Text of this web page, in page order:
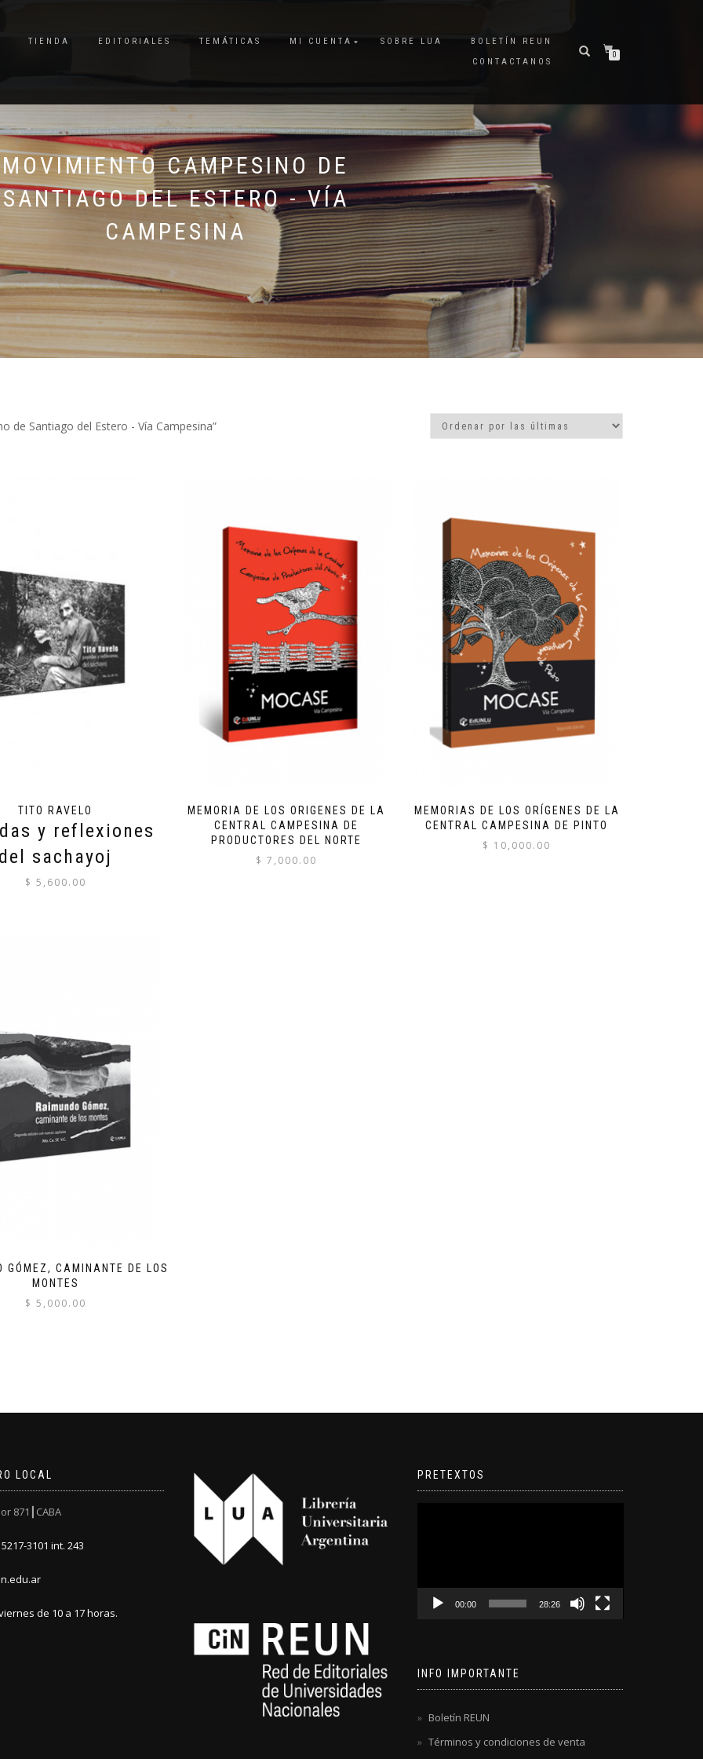
TIENDA EDITORIALES TEMÁTICAS MI CUENTA SOBRE LUA
BOLETÍN REUN
CONTACTANOS
0
MOVIMIENTO CAMPESINO DE
SANTIAGO DEL ESTERO - VÍA
CAMPESINA
Santiago del Estero - Vía Campesina”
TITO RAVELO
y reflexiones
sachayoj
$ 5,600.00
MEMORIA DE LOS ORIGENES DE LA
CENTRAL CAMPESINA DE
PRODUCTORES DEL NORTE
$ 7,000.00
MEMORIAS DE LOS ORÍGENES DE LA
CENTRAL CAMPESINA DE PINTO
$ 10,000.00
GÓMEZ, CAMINANTE DE LOS
MONTES
$ 5,000.00
LOCAL
871┃CABA
3101 int. 243
de 10 a 17 horas.
PRETEXTOS
00:00 28:26
INFO IMPORTANTE
Boletín REUN
Términos y condiciones de venta